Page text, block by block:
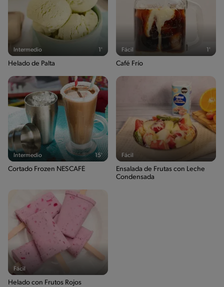
Intermedio 1'
Helado de Palta
Fácil 1'
Café Frío
Intermedio 15'
Cortado Frozen NESCAFÉ
Fácil
Ensalada de Frutas con Leche
Condensada
Fácil
Helado con Frutos Rojos